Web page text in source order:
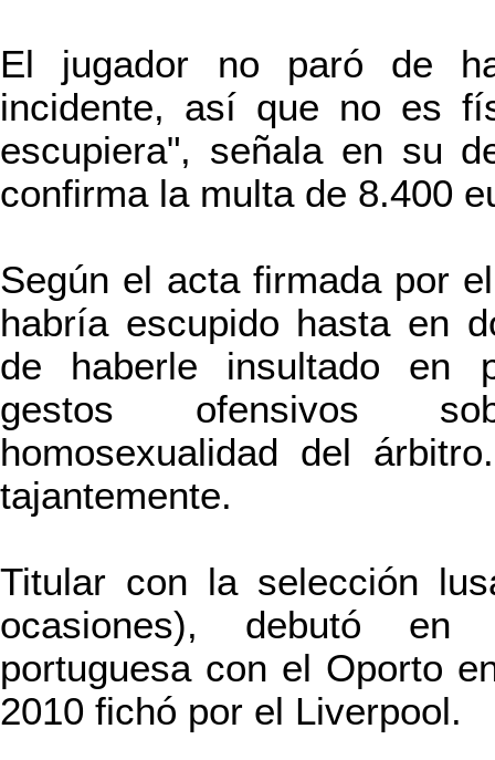
El jugador no paró de
incidente, así que no es
escupiera", señala en su
confirma la multa de 8.400
Según el acta firmada por
habría escupido hasta en
de haberle insultado en
gestos ofensivos
homosexualidad del
tajantemente.
Titular con la selección
ocasiones), debutó
portuguesa con el Oporto
2010 fichó por el Liverpool.